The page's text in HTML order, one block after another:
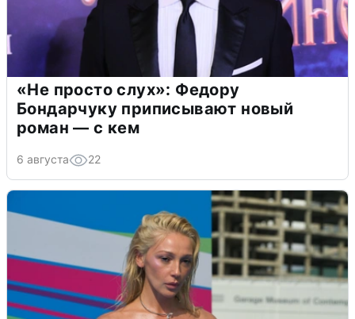
«Не просто слух»: Федору
Бондарчуку приписывают новый
роман — с кем
6 августа 22